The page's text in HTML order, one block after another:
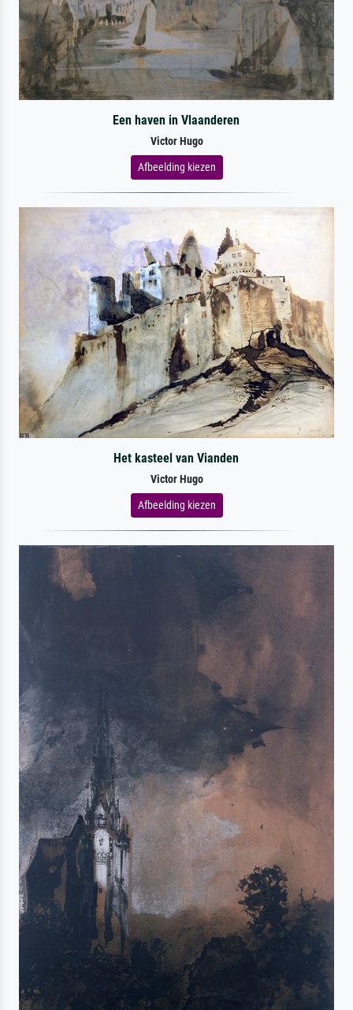
Een haven in Vlaanderen
Victor Hugo
Afbeelding kiezen
Het kasteel van Vianden
Victor Hugo
Afbeelding kiezen